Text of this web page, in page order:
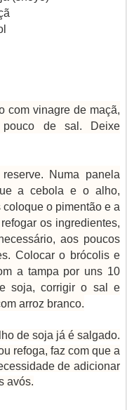
com vinagre de maçã,
de sal. Deixe
Numa panela
a cebola e o alho,
o pimentão e a
os ingredientes,
aos poucos
Colocar o brócolis e
a tampa por uns 10
soja, corrigir o sal e
arroz branco.
de soja já é salgado.
refoga, faz com que a
de adicionar
avós.